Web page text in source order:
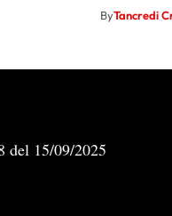
ByTancredi
del 15/09/2025